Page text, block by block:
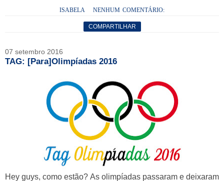
ISABELA NENHUM COMENTÁRIO:
COMPARTILHAR
07 setembro 2016
TAG: [Para]Olimpíadas 2016
Hey guys, como estão? As olimpíadas passaram e deixaram